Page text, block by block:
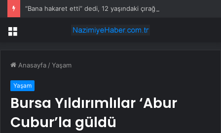
“Bana hakaret etti” dedi, 12 yaşındaki çırağına acımadı!
Menü
Anasayfa /Yaşam
Yaşam
Bursa Yıldırımlılar ‘Abur
Cubur’la güldü